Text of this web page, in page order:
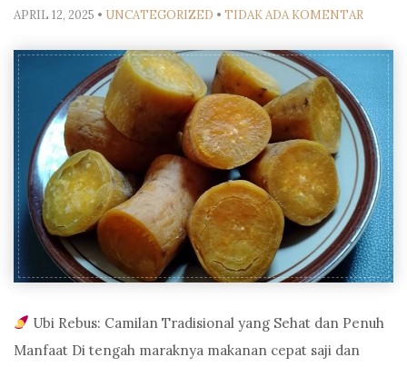
APRIL 12, 2025 • UNCATEGORIZED • TIDAK ADA KOMENTAR
Ubi Rebus: Camilan Tradisional yang Sehat dan Penuh
Manfaat Di tengah maraknya makanan cepat saji dan